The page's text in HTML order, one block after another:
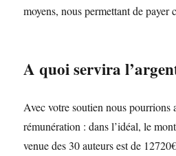
moyens, nous permettant de payer
A quoi servira
Avec votre soutien nous pourrions
rémunération : dans l’idéal, le
venue des 30 auteurs est de